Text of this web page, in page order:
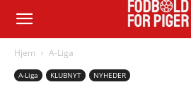
Hjem A-Liga
A-Liga KLUBNYT NYHEDER